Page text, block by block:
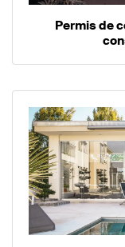
Permis de